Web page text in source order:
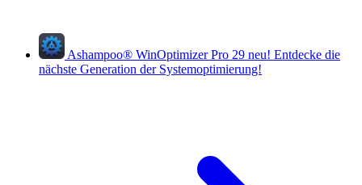
Ashampoo® WinOptimizer Pro 29 neu! Entdecke die
nächste Generation der Systemoptimierung!